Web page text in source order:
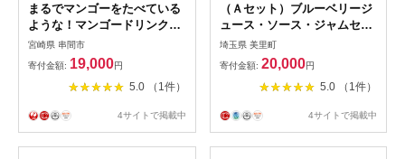
まるでマンゴーをたべている
ような！マンゴードリンク
(720ml×2本)トロっとした口
当たりが格別_K021-018
宮崎県 串間市
寄付金額: 19,000円
5.0 （1件）
4サイトで掲載中
（Ａセット）ブルーベリージ
ュース・ソース・ジャムセッ
ト【池田ブルーベリー園 生産
農家が心を込めた「本物」】
[No.060] ／ ブルーベリージ
ュース ブルーベリージャム
ット フルーツジャム フルー
埼玉県 美里町
寄付金額: 20,000円
5.0 （1件）
4サイトで掲載中